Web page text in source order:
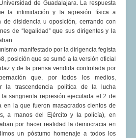
de Guadalajara. La respuesta
la intimidación y la agresión física a
de disidencia u oposición, cerrando con
de “legalidad” que sus dirigentes y la
manifestado por la dirigencia fegista
posición que se sumó a la versión oficial
y de la prensa vendida controlada por
que, por todos los medios,
la trascendencia política de la lucha
sangrienta represión ejecutada el 2 de
en la que fueron masacrados cientos de
a manos del Ejército y la policía), en
por hacer realidad la democracia en
un póstumo homenaje a todos los